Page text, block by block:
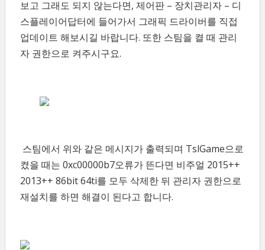
보고 그래도 되지 않는다면, 제어판 – 장치관리자 – 디
스플레이어답터에 들어가서 그래픽 드라이버를 직접
업데이트 해보시길 바랍니다. 또한 스팀을 켤 때 관리
자 권한으로 켜주시구요.
스팀에서 위와 같은 메시지가 출력되며 TslGame으로
켰을 때는 0xc00000b7오류가 뜬다면 비주얼 2015++
2013++ 86bit 64ti를 모두 삭제한 뒤 관리자 권한으로
재설치를 하면 해결이 된다고 합니다.